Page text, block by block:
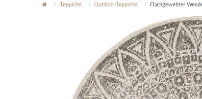
Teppiche Outdoor-Teppiche Flachgewebter